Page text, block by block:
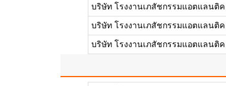
บริษัท โรงงานเภสัชกรรมแอตแลนติ
บริษัท โรงงานเภสัชกรรมแอตแลนติ
บริษัท โรงงานเภสัชกรรมแอตแลนติ